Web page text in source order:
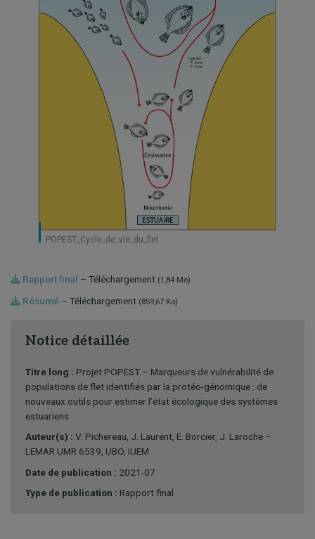
POPEST_Cycle_de_vie_du_flet
Rapport final – Téléchargement (1,84 Mo)
Résumé – Téléchargement (859,67 Ko)
Notice détaillée
Titre long : Projet POPEST – Marqueurs de vulnérabilité de
populations de flet identifiés par la protéo-génomique : de
nouveaux outils pour estimer l’état écologique des systèmes
estuariens
Auteur(s) :V. Pichereau, J. Laurent, E. Borcier, J. Laroche –
LEMAR UMR 6539, UBO, IUEM
Date de publication : 2021-07
Type de publication : Rapport final